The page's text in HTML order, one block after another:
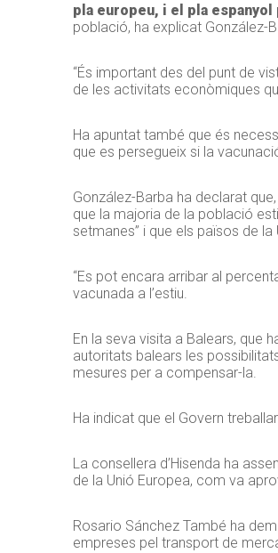
pla europeu, i el pla
població, ha explicat González-
“És important des del punt de
de les activitats econòmiques
Ha apuntat també que és
que es persegueix si la
González-Barba ha declarat
que la majoria de la població
setmanes” i que els països de
“Es pot encara arribar al
vacunada a l’estiu.
En la seva visita a Balears, que
autoritats balears les
mesures per a compensar-la.
Ha indicat que el Govern
La consellera d’Hisenda ha
de la Unió Europea, com va
Rosario Sánchez També ha
empreses pel transport de